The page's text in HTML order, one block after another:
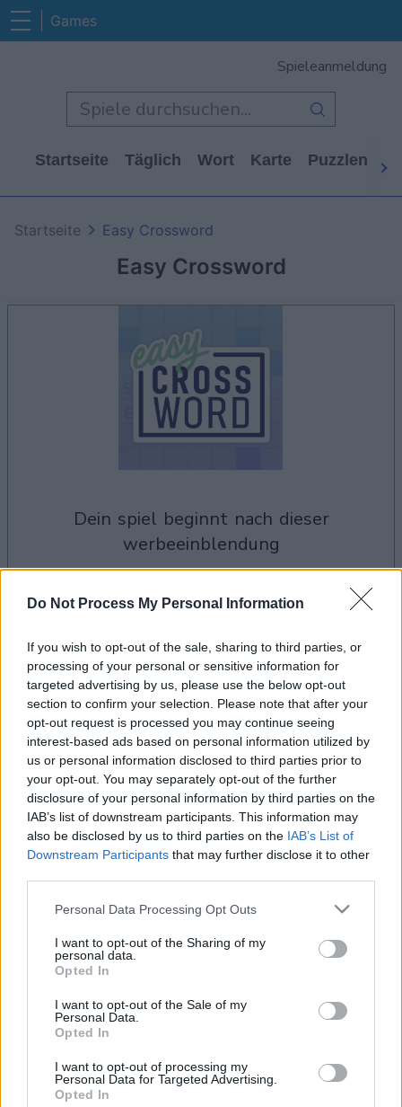
Do Not Process My Personal Information
If you wish to opt-out of the sale, sharing to third parties, or
processing of your personal or sensitive information for
targeted advertising by us, please use the below opt-out
section to confirm your selection. Please note that after your
opt-out request is processed you may continue seeing
interest-based ads based on personal information utilized by
us or personal information disclosed to third parties prior to
your opt-out. You may separately opt-out of the further
disclosure of your personal information by third parties on the
IAB’s list of downstream participants. This information may
also be disclosed by us to third parties on the IAB’s List of
Downstream Participants that may further disclose it to other
Please note that this website/app uses one or more Google
not limited to your visit or usage behaviour. You may click to
grant or deny consent to Google and its third-party tags to
use your data for below specified purposes in below Google
consent section.
Personal Data Processing Opt Outs
I want to opt-out of the Sharing of my
personal data.
Opted In
I want to opt-out of the Sale of my
Personal Data.
Opted In
I want to opt-out of processing my
Personal Data for Targeted Advertising.
Opted In
Games
Spieleanmeldung
Startseite Täglich Wort Karte Puzzlen
Easy Crossword
Startseite Easy Crossword
dein spiel beginnt nach dieser
werbeeinblendung
Werbung
Easy Crossword-Spieler mochten
auch:
Alles ansehen
Beste Spielergebnisse
Heute Diese Woche Diesen Monat